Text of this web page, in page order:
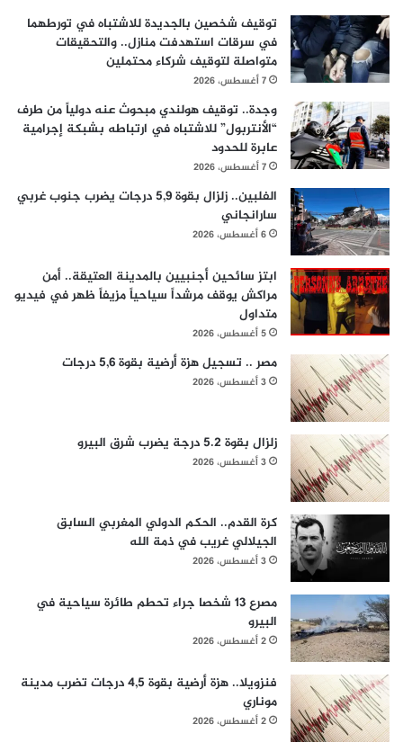
توقيف شخصين بالجديدة للاشتباه في تورطهما
في سرقات استهدفت منازل.. والتحقيقات
متواصلة لتوقيف شركاء محتملين
7 أغسطس، 2026
وجدة.. توقيف هولندي مبحوث عنه دولياً من طرف
“الأنتربول” للاشتباه في ارتباطه بشبكة إجرامية
عابرة للحدود
7 أغسطس، 2026
الفلبين.. زلزال بقوة 5,9 درجات يضرب جنوب غربي
سارانجاني
6 أغسطس، 2026
ابتز سائحين أجنبيين بالمدينة العتيقة.. أمن
مراكش يوقف مرشداً سياحياً مزيفاً ظهر في فيديو
متداول
5 أغسطس، 2026
مصر .. تسجيل هزة أرضية بقوة 5,6 درجات
3 أغسطس، 2026
زلزال بقوة 5.2 درجة يضرب شرق البيرو
3 أغسطس، 2026
كرة القدم.. الحكم الدولي المغربي السابق
الجيلالي غريب في ذمة الله
3 أغسطس، 2026
مصرع 13 شخصا جراء تحطم طائرة سياحية في
البيرو
2 أغسطس، 2026
فنزويلا.. هزة أرضية بقوة 4,5 درجات تضرب مدينة
موناري
2 أغسطس، 2026